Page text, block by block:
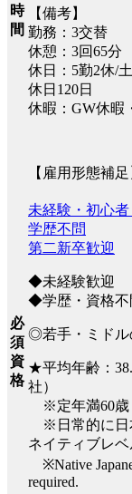
時
間
【備考】
勤務：3交替
休憩：3回65分
休日：5勤2休/
休日120日
休暇：GW休暇
【雇用形態補
必
須
資
格
未経験・初心者
学歴不問
第二新卒歓迎
◆未経験歓迎
◆学歴・資格不
◎若手・ミドル
★平均年齢：
社）
※定年満60歳
※日常的に日
ネイティブレベ
※Native
required.